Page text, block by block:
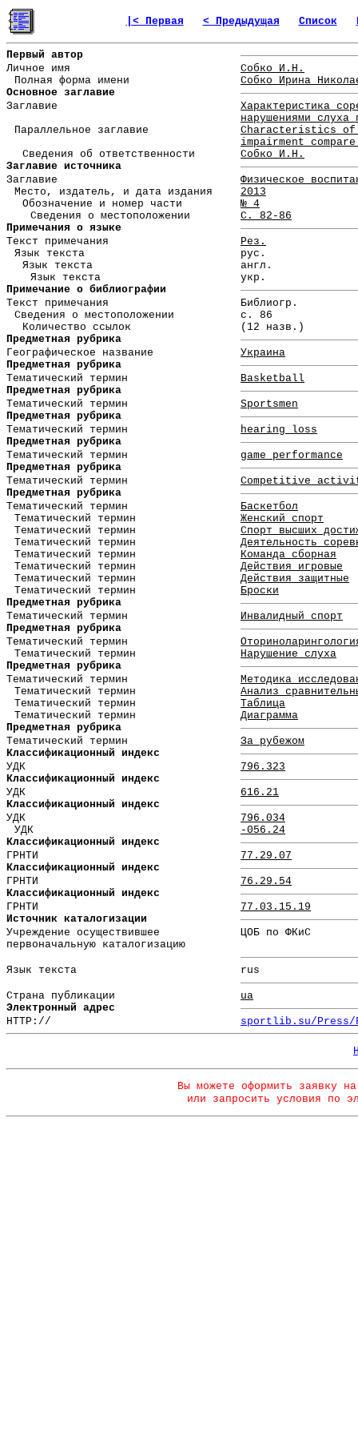
|< Первая < Предыдущая Список
Первый автор
Личное имя
Собко И.Н.
Полная форма имени
Собко Ирина
Основное заглавие
Заглавие
Характеристика
нарушениями слуха
Параллельное заглавие
Characteristics
impairment
Сведения об ответственности
Собко И.Н.
Заглавие источника
Заглавие
Физическое
Место, издатель, и дата издания
2013
Обозначение и номер части
№ 4
Сведения о местоположении
С. 82-86
Примечания о языке
Текст примечания
Рез.
Язык текста
рус.
Язык текста
англ.
Язык текста
укр.
Примечание о библиографии
Текст примечания
Библиогр.
Сведения о местоположении
с. 86
Количество ссылок
(12 назв.)
Предметная рубрика
Географическое название
Украина
Предметная рубрика
Тематический термин
Basketball
Предметная рубрика
Тематический термин
Sportsmen
Предметная рубрика
Тематический термин
hearing loss
Предметная рубрика
Тематический термин
game performance
Предметная рубрика
Тематический термин
Competitive
Предметная рубрика
Тематический термин
Баскетбол
Тематический термин
Женский спорт
Тематический термин
Спорт высших
Тематический термин
Деятельность
Тематический термин
Команда сборная
Тематический термин
Действия игровые
Тематический термин
Действия защитные
Тематический термин
Броски
Предметная рубрика
Тематический термин
Инвалидный спорт
Предметная рубрика
Тематический термин
Тематический термин
Нарушение слуха
Предметная рубрика
Тематический термин
Методика
Тематический термин
Анализ
Тематический термин
Таблица
Тематический термин
Диаграмма
Предметная рубрика
Тематический термин
За рубежом
Классификационный индекс
УДК
796.323
Классификационный индекс
УДК
616.21
Классификационный индекс
УДК
796.034
УДК
-056.24
Классификационный индекс
ГРНТИ
77.29.07
Классификационный индекс
ГРНТИ
76.29.54
Классификационный индекс
ГРНТИ
77.03.15.19
Источник каталогизации
Учреждение осуществившее
первоначальную каталогизацию
ЦОБ по ФКиС
Язык текста rus
Страна публикации
ua
Электронный адрес
HTTP://
sportlib.su/Press/
Вы можете оформить заявку
или запросить условия по